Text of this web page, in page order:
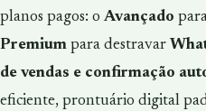
planos pagos: o Avançado
Premium para destravar
de vendas e confirmação
eficiente, prontuário digital